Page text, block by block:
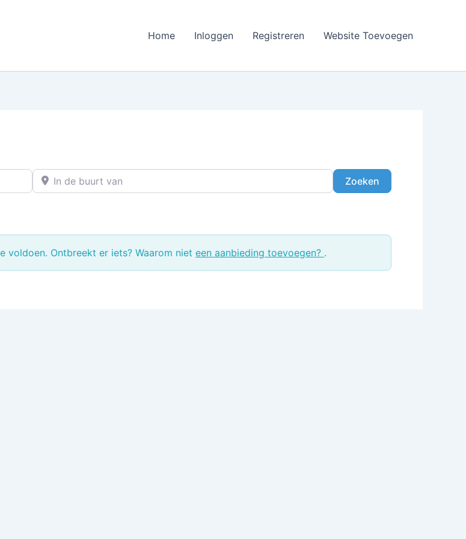
Home Inloggen Registreren Website Toevoegen
In de buurt van
ZoekenZoeken
voldoen. Ontbreekt er iets? Waarom niet een aanbieding toevoegen? .